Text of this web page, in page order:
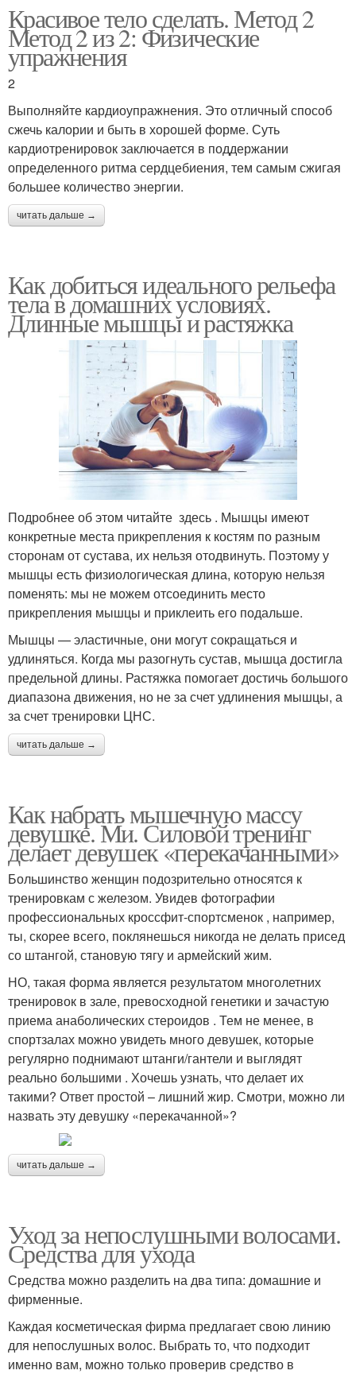
Красивое тело сделать. Метод 2
Метод 2 из 2: Физические
упражнения
2
Выполняйте кардиоупражнения. Это отличный способ
сжечь калории и быть в хорошей форме. Суть
кардиотренировок заключается в поддержании
определенного ритма сердцебиения, тем самым сжигая
большее количество энергии.
читать дальше →
Как добиться идеального рельефа
тела в домашних условиях.
Длинные мышцы и растяжка
Подробнее об этом читайте здесь . Мышцы имеют
конкретные места прикрепления к костям по разным
сторонам от сустава, их нельзя отодвинуть. Поэтому у
мышцы есть физиологическая длина, которую нельзя
поменять: мы не можем отсоединить место
прикрепления мышцы и приклеить его подальше.
Мышцы — эластичные, они могут сокращаться и
удлиняться. Когда мы разогнуть сустав, мышца достигла
предельной длины. Растяжка помогает достичь большого
диапазона движения, но не за счет удлинения мышцы, а
за счет тренировки ЦНС.
читать дальше →
Как набрать мышечную массу
девушке. Ми. Силовой тренинг
делает девушек «перекачанными»
Большинство женщин подозрительно относятся к
тренировкам с железом. Увидев фотографии
профессиональных кроссфит-спортсменок , например,
ты, скорее всего, поклянешься никогда не делать присед
со штангой, становую тягу и армейский жим.
НО, такая форма является результатом многолетних
тренировок в зале, превосходной генетики и зачастую
приема анаболических стероидов . Тем не менее, в
спортзалах можно увидеть много девушек, которые
регулярно поднимают штанги/гантели и выглядят
реально большими . Хочешь узнать, что делает их
такими? Ответ простой – лишний жир. Смотри, можно ли
назвать эту девушку «перекачанной»?
читать дальше →
Уход за непослушными волосами.
Средства для ухода
Средства можно разделить на два типа: домашние и
фирменные.
Каждая косметическая фирма предлагает свою линию
для непослушных волос. Выбрать то, что подходит
именно вам, можно только проверив средство в